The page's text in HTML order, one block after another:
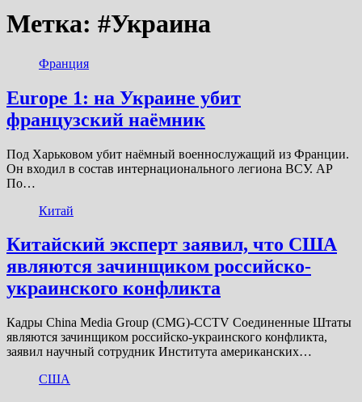
Метка: #Украина
Франция
Europe 1: на Украине убит
французский наёмник
Под Харьковом убит наёмный военнослужащий из Франции.
Он входил в состав интернационального легиона ВСУ. AP
По…
Китай
Китайский эксперт заявил, что США
являются зачинщиком российско-
украинского конфликта
Кадры China Media Group (CMG)-CCTV Соединенные Штаты
являются зачинщиком российско-украинского конфликта,
заявил научный сотрудник Института американских…
США